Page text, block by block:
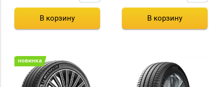
В корзину В корзину
новинка